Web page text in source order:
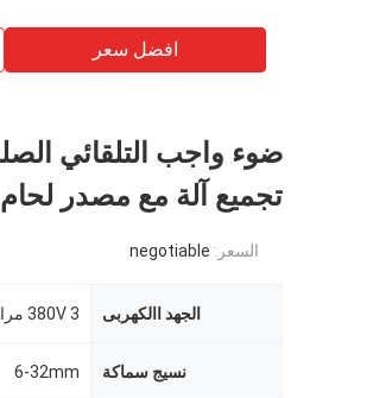
افضل سعر
تجميع آلة مع مصدر لحام CO2 350A
السعر: negotiable
الجهد االكهربى 380V 3 مراحل 50Hz أو حسب الطلب
نسيج سماكة 6-32mm